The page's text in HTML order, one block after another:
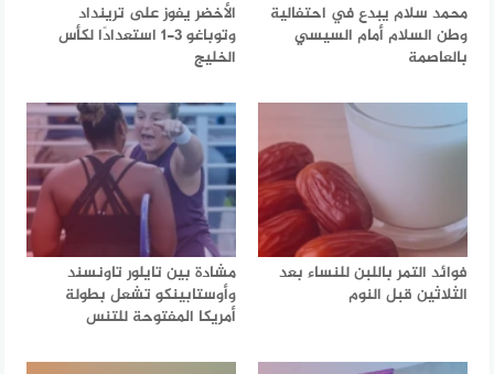
محمد سلام يبدع في احتفالية
وطن السلام أمام السيسي
بالعاصمة
الأخضر يفوز على ترينداد
وتوباغو 3-1 استعدادًا لكأس
الخليج
فوائد التمر باللبن للنساء بعد
الثلاثين قبل النوم
مشادة بين تايلور تاونسند
وأوستابينكو تشعل بطولة
أمريكا المفتوحة للتنس